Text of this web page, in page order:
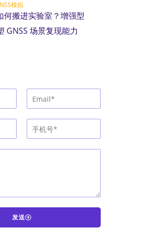
模拟
何搬进实验室？增强型
GNSS 场景复现能力
发送